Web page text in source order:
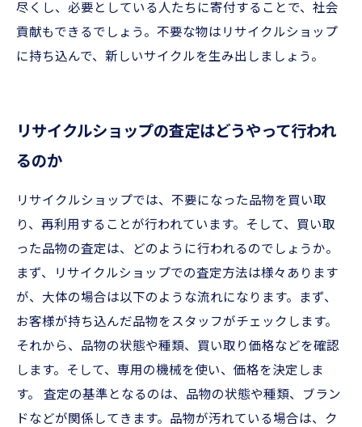
尽くし、必要としている人たちに寄付することで、社会
貢献もできるでしょう。不要な物はリサイクルショップ
に持ち込んで、新しいサイクルを生み出しましょう。
リサイクルショップの査定はどうやって行われ
るのか
リサイクルショップでは、不要になった品物を買い取
り、再利用することが行われています。そして、買い取
った品物の査定は、どのように行われるのでしょうか。
まず、リサイクルショップでの査定方法は様々あります
が、大体の場合は以下のような流れになります。まず、
お客様が持ち込んだ品物をスタッフがチェックします。
それから、品物の状態や種類、買い取り価格などを確認
します。そして、専用の機械を使い、価格を決定しま
す。 査定の基準となるのは、品物の状態や種類、ブラン
ドなどが関係してきます。品物が汚れている場合は、ク